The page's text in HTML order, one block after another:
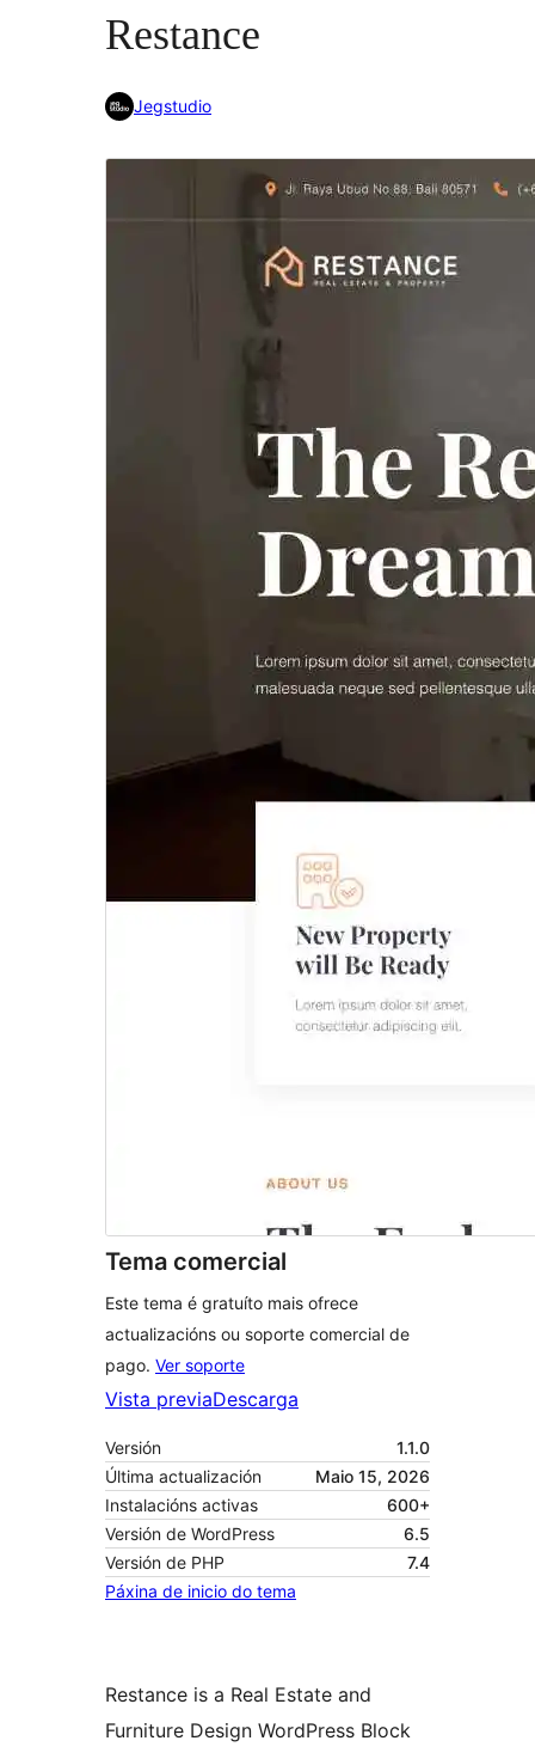
Restance
Jegstudio
Tema comercial
Este tema é gratuíto mais ofrece
actualizacións ou soporte comercial de
pago. Ver soporte
Vista previaDescarga
Versión
1.1.0
Última actualización
Maio 15, 2026
Instalacións activas
600+
Versión de WordPress
6.5
Versión de PHP
7.4
Páxina de inicio do tema
Restance is a Real Estate and
Furniture Design WordPress Block